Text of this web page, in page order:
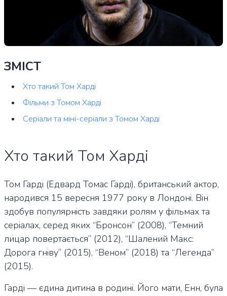
ЗМІСТ
Хто такий Том Харді
Фільми з Томом Харді
Серіали та міні-серіали з Томом Харді
Хто такий Том Харді
Том Гарді (Едвард Томас Гарді), британський актор,
народився 15 вересня 1977 року в Лондоні. Він
здобув популярність завдяки ролям у фільмах та
серіалах, серед яких “Бронсон” (2008), “Темний
лицар повертається” (2012), “Шалений Макс:
Дорога гніву” (2015), “Веном” (2018) та “Легенда”
(2015).
Гарді — єдина дитина в родині. Його мати, Енн, була